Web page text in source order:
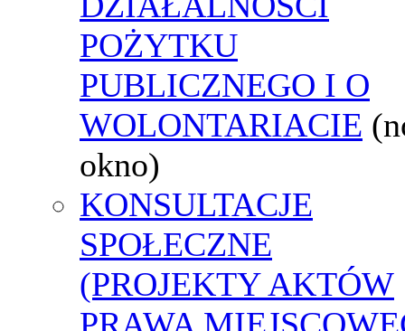
POŻYTKU
PUBLICZNEGO I O
WOLONTARIACIE
okno)
KONSULTACJE
SPOŁECZNE
(PROJEKTY AKTÓW